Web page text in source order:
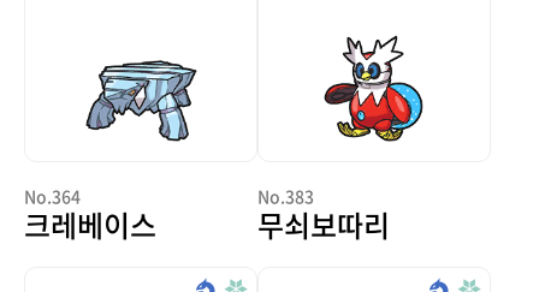
No.364
크레베이스
No.383
무쇠보따리